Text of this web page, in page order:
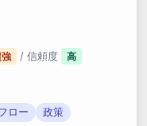
/ 信頼度 高
ロー 政策